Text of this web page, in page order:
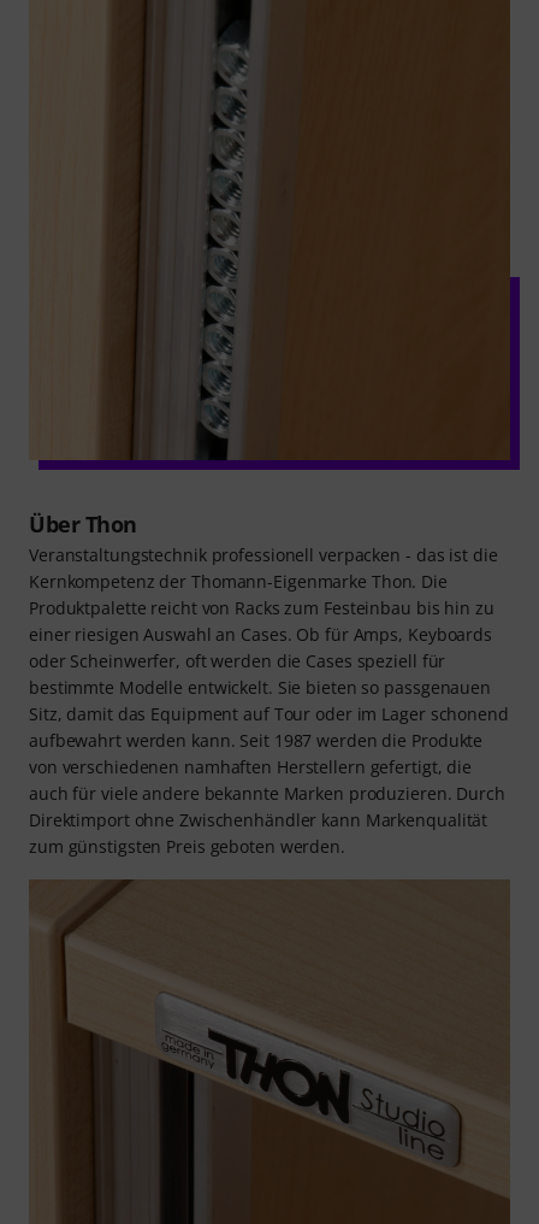
Über Thon
Veranstaltungstechnik professionell verpacken - das ist die
Kernkompetenz der Thomann-Eigenmarke Thon. Die
Produktpalette reicht von Racks zum Festeinbau bis hin zu
einer riesigen Auswahl an Cases. Ob für Amps, Keyboards
oder Scheinwerfer, oft werden die Cases speziell für
bestimmte Modelle entwickelt. Sie bieten so passgenauen
Sitz, damit das Equipment auf Tour oder im Lager schonend
aufbewahrt werden kann. Seit 1987 werden die Produkte
von verschiedenen namhaften Herstellern gefertigt, die
auch für viele andere bekannte Marken produzieren. Durch
Direktimport ohne Zwischenhändler kann Markenqualität
zum günstigsten Preis geboten werden.